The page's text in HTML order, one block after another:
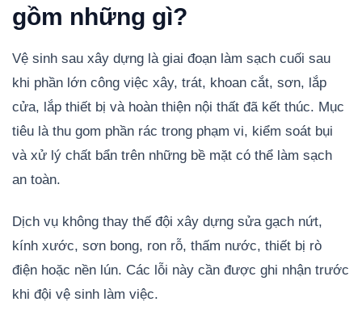
gồm những gì?
Vệ sinh sau xây dựng là giai đoạn làm sạch cuối sau
khi phần lớn công việc xây, trát, khoan cắt, sơn, lắp
cửa, lắp thiết bị và hoàn thiện nội thất đã kết thúc. Mục
tiêu là thu gom phần rác trong phạm vi, kiểm soát bụi
và xử lý chất bẩn trên những bề mặt có thể làm sạch
an toàn.
Dịch vụ không thay thế đội xây dựng sửa gạch nứt,
kính xước, sơn bong, ron rỗ, thấm nước, thiết bị rò
điện hoặc nền lún. Các lỗi này cần được ghi nhận trước
khi đội vệ sinh làm việc.